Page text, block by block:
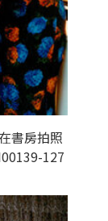
書房拍照
127